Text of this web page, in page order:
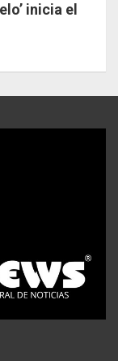
inicia el